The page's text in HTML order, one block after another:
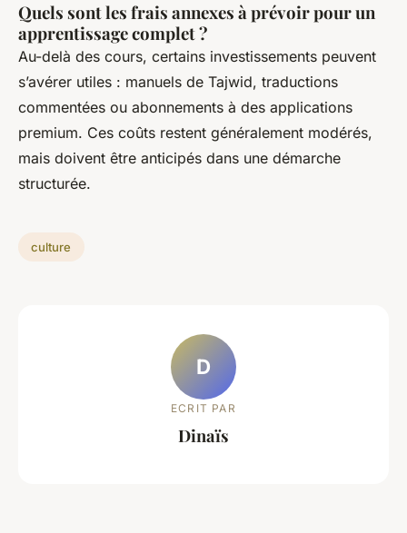
Quels sont les frais annexes à prévoir pour un
apprentissage complet ?
Au-delà des cours, certains investissements peuvent
s’avérer utiles : manuels de Tajwid, traductions
commentées ou abonnements à des applications
premium. Ces coûts restent généralement modérés,
mais doivent être anticipés dans une démarche
structurée.
culture
D
ECRIT PAR
Dinaïs